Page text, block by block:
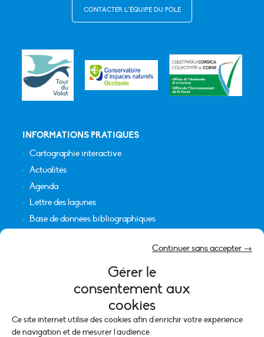
Gérer le
consentement aux
cookies
Ce site internet utilise des cookies afin d'enrichir votre expérience
de navigation et de mesurer l'audience.
Continuer sans accepter →
CONTACTER L’ÉQUIPE DU PÔLE
INFORMATIONS PRATIQUES
Cartographie interactive
Actualités
Agenda
Lettre des lagunes
Base de données bibliographiques
Mentions légales
Politique de cookies (UE)